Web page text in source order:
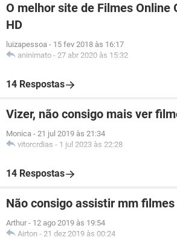
O melhor site de Filmes Online
HD
luizapessoa - 15 fev 2018 às 16:17
aninimato - 27 abr 2020 às 15:32
14 Respostas
Vizer, não consigo mais ver
Monica - 21 jul 2019 às 21:34
vitorcrdias - 1 jul 2023 às 22:28
14 Respostas
Não consigo assistir mm filmes
Arthur - 12 ago 2019 às 19:54
Airton - 21 dez 2019 às 00:24